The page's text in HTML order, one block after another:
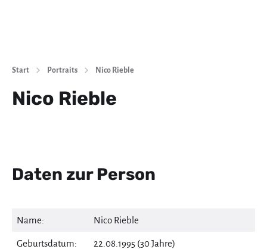
Start Portraits Nico Rieble
Nico Rieble
Daten zur Person
Name: Nico Rieble
Geburtsdatum: 22.08.1995 (30 Jahre)